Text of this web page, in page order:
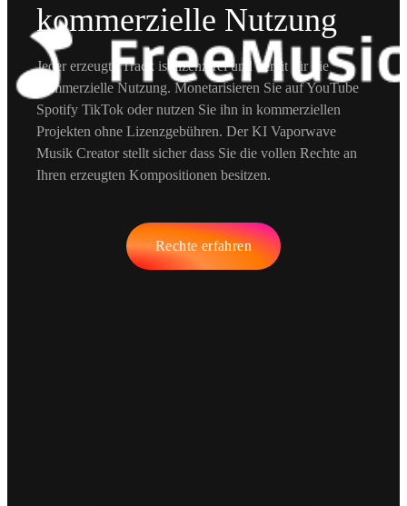
kommerzielle Nutzung
Jeder erzeugte Track ist lizenzfrei und bereit für die
kommerzielle Nutzung. Monetarisieren Sie auf YouTube
Spotify TikTok oder nutzen Sie ihn in kommerziellen
Projekten ohne Lizenzgebühren. Der KI Vaporwave
Musik Creator stellt sicher dass Sie die vollen Rechte an
Ihren erzeugten Kompositionen besitzen.
Rechte erfahren